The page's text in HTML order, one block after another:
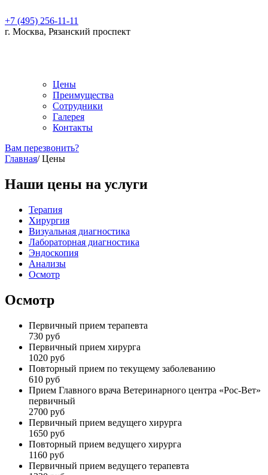
+7 (495) 256-11-11
г. Москва, Рязанский проспект
Цены
Преимущества
Сотрудники
Галерея
Контакты
Вам перезвонить?
Главная/Цены
Наши цены на услуги
Терапия
Хирургия
Визуальная диагностика
Лабораторная диагностика
Эндоскопия
Анализы
Осмотр
Осмотр
Первичный прием терапевта
730 руб
Первичный прием хирурга
1020 руб
Повторный прием по текущему заболеванию
610 руб
Прием Главного врача Ветеринарного центра «Рос-Вет»
первичный
2700 руб
Первичный прием ведущего хирурга
1650 руб
Повторный прием ведущего хирурга
1160 руб
Первичный прием ведущего терапевта